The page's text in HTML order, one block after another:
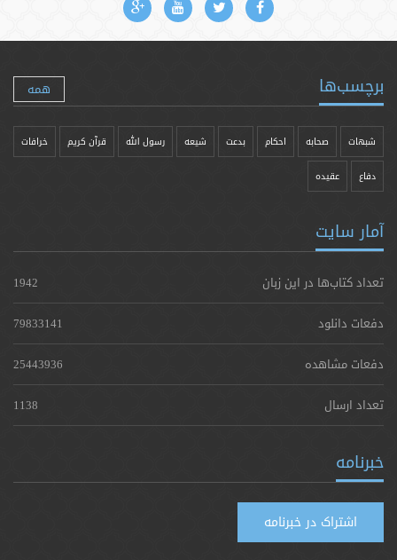
برچسب‌ها همه
شبهات صحابه احکام بدعت شیعه رسول الله قرآن کریم خرافات
دفاع عقیده
آمار سایت
تعداد کتاب‌ها در این زبان
1942
دفعات دانلود
79833141
دفعات مشاهده
25443936
تعداد ارسال
1138
خبرنامه
اشتراک در خبرنامه